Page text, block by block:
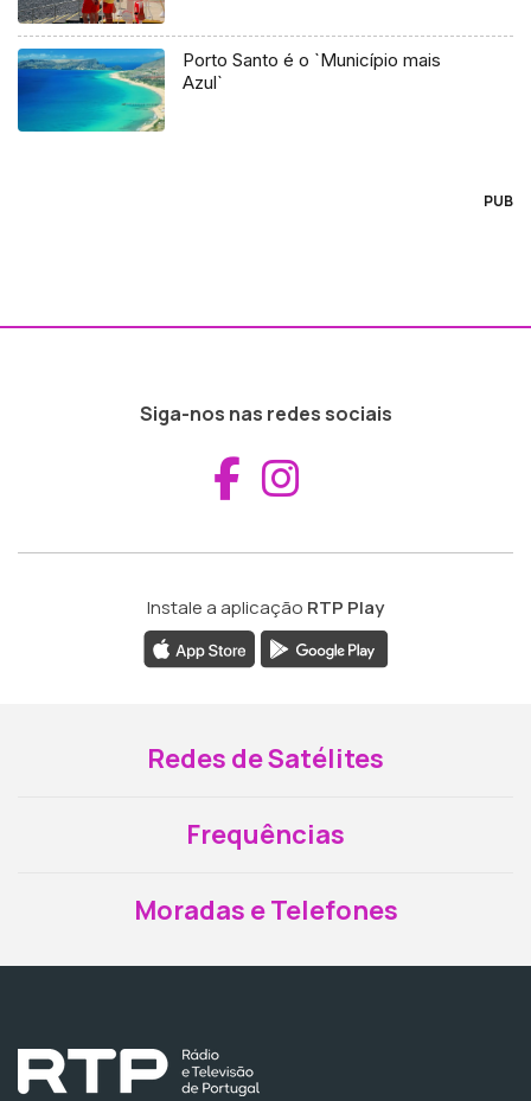
Porto Santo é o `Município mais
Azul`
PUB
Siga-nos nas redes sociais
Aceder ao
Instale a aplicação RTP Play
Redes de Satélites
Frequências
Moradas e Telefones